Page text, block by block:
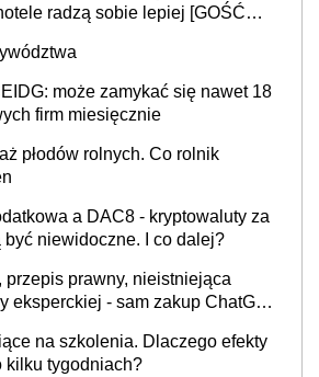
radzą sobie lepiej [GOŚĆ
może zamykać się nawet 18
firm miesięcznie
płodów rolnych. Co rolnik
a DAC8 - kryptowaluty za
niewidoczne. I co dalej?
przepis prawny, nieistniejąca
eksperckiej - sam zakup ChatGPT
na szkolenia. Dlaczego efekty
kilku tygodniach?